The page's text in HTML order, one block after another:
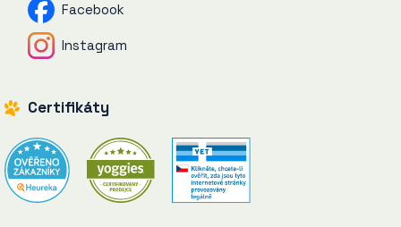
Facebook
Instagram
Certifikáty